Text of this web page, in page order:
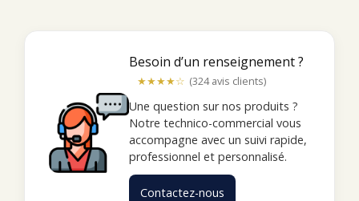
Besoin d’un renseignement ?
★★★★☆ (324 avis clients)
Une question sur nos produits ?
Notre technico-commercial vous
accompagne avec un suivi rapide,
professionnel et personnalisé.
Contactez-nous